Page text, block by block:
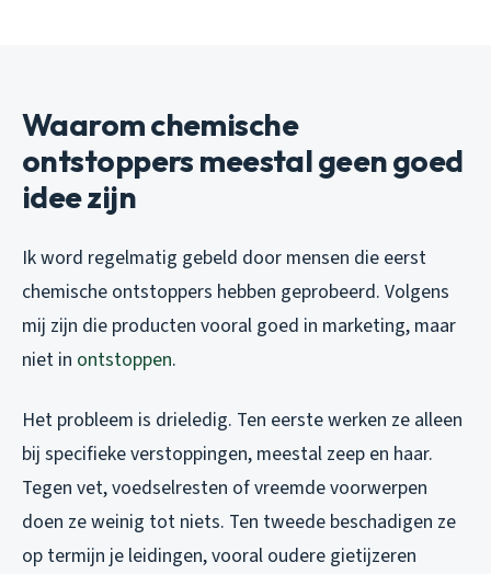
Waarom chemische
ontstoppers meestal geen goed
idee zijn
Ik word regelmatig gebeld door mensen die eerst
chemische ontstoppers hebben geprobeerd. Volgens
mij zijn die producten vooral goed in marketing, maar
niet in ontstoppen.
Het probleem is drieledig. Ten eerste werken ze alleen
bij specifieke verstoppingen, meestal zeep en haar.
Tegen vet, voedselresten of vreemde voorwerpen
doen ze weinig tot niets. Ten tweede beschadigen ze
op termijn je leidingen, vooral oudere gietijzeren